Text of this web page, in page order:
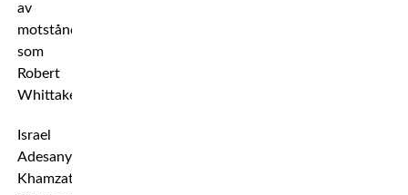
av
motstånd
som
Robert
Whittaker.
Israel
Adesanya,
Khamzat